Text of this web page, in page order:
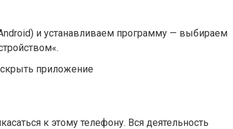
и устанавливаем программу — выбираем
приложение
к этому телефону. Вся деятельность